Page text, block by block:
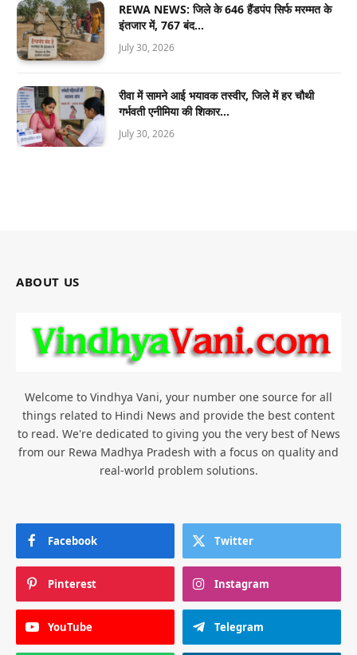
REWA NEWS: जिले के 646 हैंडपंप सिर्फ मरम्मत के
इंतजार में, 767 बंद…
July 30, 2026
रीवा में सामने आई भयावक तस्वीर, जिले में हर चौथी
गर्भवती एनीमिया की शिकार…
July 30, 2026
ABOUT US
Welcome to Vindhya Vani, your number one source for all
things related to Hindi News and provide the best content
to read. We're dedicated to giving you the very best of News
from our Rewa Madhya Pradesh with a focus on quality and
real-world problem solutions.
Facebook Twitter
Pinterest Instagram
YouTube Telegram